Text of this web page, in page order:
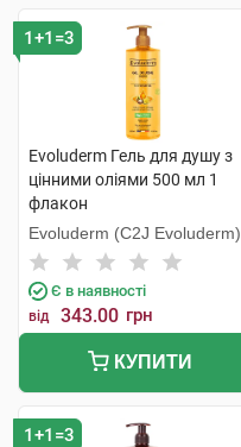
1+1=3
Evoluderm Гель для душу з
цінними оліями 500 мл 1
флакон
Evoluderm (C2J Evoluderm)
Є в наявності
від 343.00 грн
КУПИТИ
1+1=3